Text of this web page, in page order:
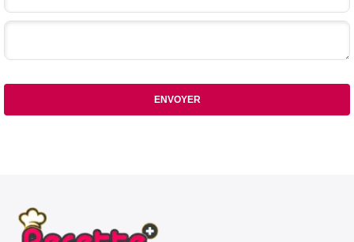
Votre commentaire
ENVOYER